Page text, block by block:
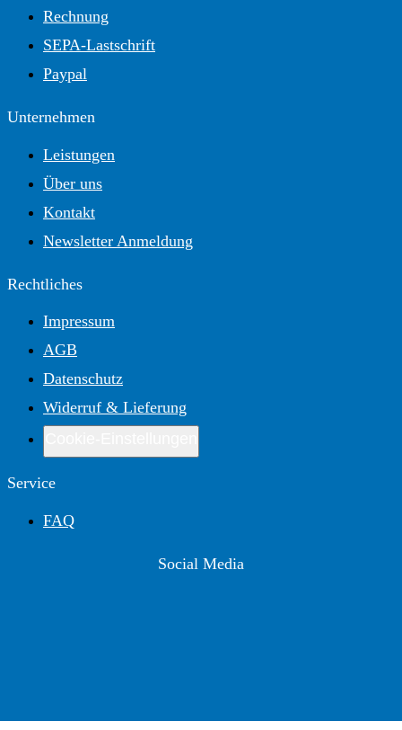
Rechnung
SEPA-Lastschrift
Paypal
Unternehmen
Leistungen
Über uns
Kontakt
Newsletter Anmeldung
Rechtliches
Impressum
AGB
Datenschutz
Widerruf & Lieferung
Service
FAQ
Social Media